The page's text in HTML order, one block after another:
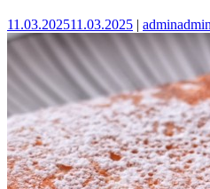
11.03.202511.03.2025 | adminadmin